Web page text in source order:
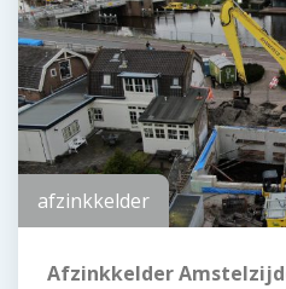
afzinkkelder
Afzinkkelder